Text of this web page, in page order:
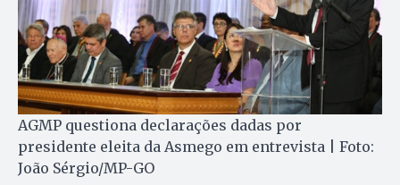
AGMP questiona declarações dadas por
presidente eleita da Asmego em entrevista | Foto:
João Sérgio/MP-GO